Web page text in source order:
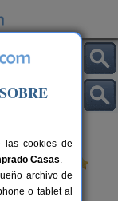
las cookies de
Casas.
archivo de
o tablet al